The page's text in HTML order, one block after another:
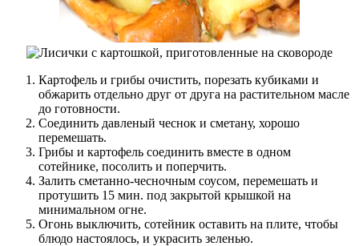
Картофель и грибы очистить, порезать кубиками и
обжарить отдельно друг от друга на растительном масле
до готовности.
Соединить давленый чеснок и сметану, хорошо
перемешать.
Грибы и картофель соединить вместе в одном
сотейнике, посолить и поперчить.
Залить сметанно-чесночным соусом, перемешать и
протушить 15 мин. под закрытой крышкой на
минимальном огне.
Огонь выключить, сотейник оставить на плите, чтобы
блюдо настоялось, и украсить зеленью.